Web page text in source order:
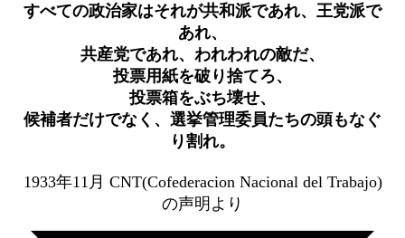
すべての政治家はそれが共和派であれ、王党派で
あれ、
共産党であれ、われわれの敵だ、
投票用紙を破り捨てろ、
投票箱をぶち壊せ、
候補者だけでなく、選挙管理委員たちの頭もなぐ
り割れ。
1933年11月 CNT(Cofederacion Nacional del Trabajo)
の声明より